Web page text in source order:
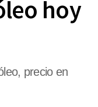
hoy
precio en